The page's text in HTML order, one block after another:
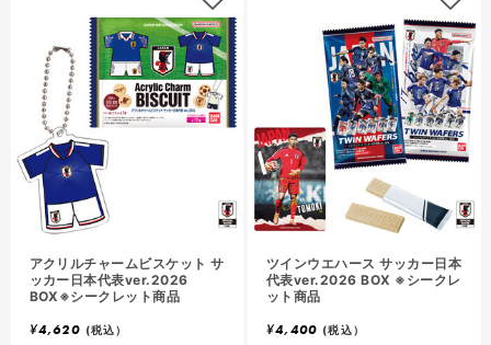
アクリルチャームビスケット サ
ッカー日本代表ver.2026
BOX※シークレット商品
¥4,620 (税込）
ツインウエハース サッカー日本
代表ver.2026 BOX ※シークレ
ット商品
¥4,400 (税込）